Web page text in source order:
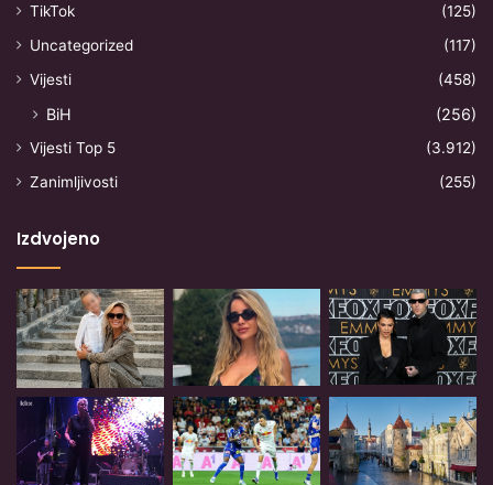
TikTok
(125)
Uncategorized
(117)
Vijesti
(458)
BiH (256)
Vijesti Top 5
(3.912)
Zanimljivosti
(255)
Izdvojeno